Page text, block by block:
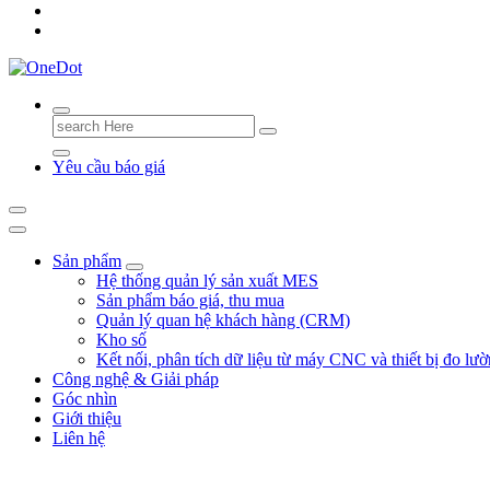
Search
for:
Yêu cầu báo giá
Sản phẩm
Hệ thống quản lý sản xuất MES
Sản phẩm báo giá, thu mua
Quản lý quan hệ khách hàng (CRM)
Kho số
Kết nối, phân tích dữ liệu từ máy CNC và thiết bị đo
Công nghệ & Giải pháp
Góc nhìn
Giới thiệu
Liên hệ